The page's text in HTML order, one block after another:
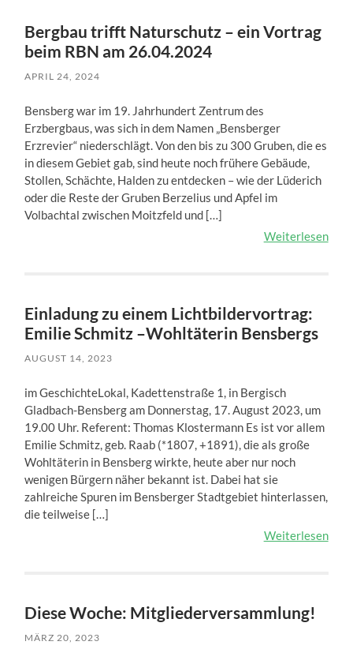
Bergbau trifft Naturschutz – ein Vortrag
beim RBN am 26.04.2024
APRIL 24, 2024
Bensberg war im 19. Jahrhundert Zentrum des
Erzbergbaus, was sich in dem Namen „Bensberger
Erzrevier“ niederschlägt. Von den bis zu 300 Gruben, die es
in diesem Gebiet gab, sind heute noch frühere Gebäude,
Stollen, Schächte, Halden zu entdecken – wie der Lüderich
oder die Reste der Gruben Berzelius und Apfel im
Volbachtal zwischen Moitzfeld und […]
Weiterlesen
Einladung zu einem Lichtbildervortrag:
Emilie Schmitz –Wohltäterin Bensbergs
AUGUST 14, 2023
im GeschichteLokal, Kadettenstraße 1, in Bergisch
Gladbach-Bensberg am Donnerstag, 17. August 2023, um
19.00 Uhr. Referent: Thomas Klostermann Es ist vor allem
Emilie Schmitz, geb. Raab (*1807, +1891), die als große
Wohltäterin in Bensberg wirkte, heute aber nur noch
wenigen Bürgern näher bekannt ist. Dabei hat sie
zahlreiche Spuren im Bensberger Stadtgebiet hinterlassen,
die teilweise […]
Weiterlesen
Diese Woche: Mitgliederversammlung!
MÄRZ 20, 2023